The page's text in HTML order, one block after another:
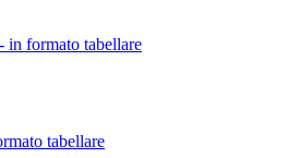
in formato tabellare
tabellare